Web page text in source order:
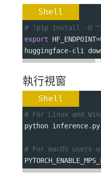
Shell
# !pip install -U
export
HF_ENDPOINT=
huggingface-cli
執行視窗
Shell
# For Linux and
python inference.py
# For macOS